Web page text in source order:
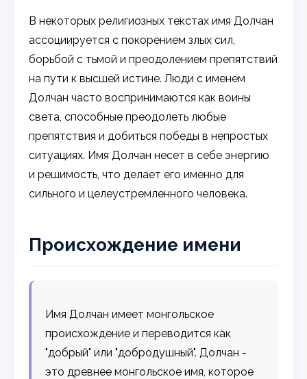
В некоторых религиозных текстах имя Долчан
ассоциируется с покорением злых сил,
борьбой с тьмой и преодолением препятствий
на пути к высшей истине. Люди с именем
Долчан часто воспринимаются как воины
света, способные преодолеть любые
препятствия и добиться победы в непростых
ситуациях. Имя Долчан несет в себе энергию
и решимость, что делает его именно для
сильного и целеустремленного человека.
Происхождение имени
Имя Долчан имеет монгольское
происхождение и переводится как
"добрый" или "добродушный". Долчан -
это древнее монгольское имя, которое